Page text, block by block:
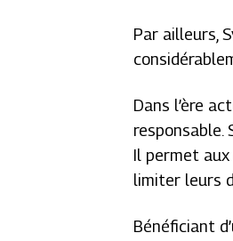
Par ailleurs,
Dans l’ère
responsable.
Il permet
limiter leurs
Bénéficiant